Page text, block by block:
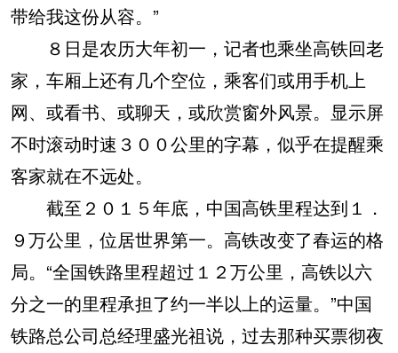
带给我这份从容。”
８日是农历大年初一，记者也乘坐高铁回老
家，车厢上还有几个空位，乘客们或用手机上
网、或看书、或聊天，或欣赏窗外风景。显示屏
不时滚动时速３００公里的字幕，似乎在提醒乘
客家就在不远处。
截至２０１５年底，中国高铁里程达到１．
９万公里，位居世界第一。高铁改变了春运的格
局。“全国铁路里程超过１２万公里，高铁以六
分之一的里程承担了约一半以上的运量。”中国
铁路总公司总经理盛光祖说，过去那种买票彻夜